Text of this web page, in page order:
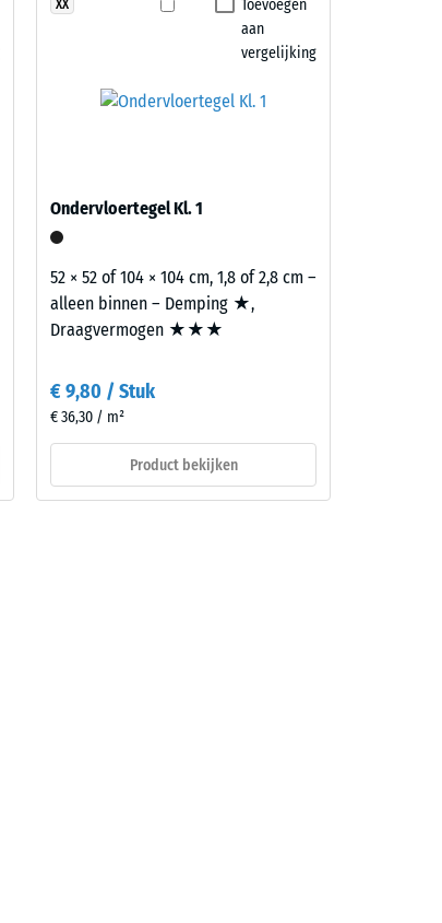
Toevoegen
aan
vergelijking
XX
Ondervloertegel Kl. 1
52 × 52 of 104 × 104 cm, 1,8 of 2,8 cm –
alleen binnen – Demping ★,
Draagvermogen ★★★
€ 9,80 / Stuk
€ 36,30 / m²
Product bekijken